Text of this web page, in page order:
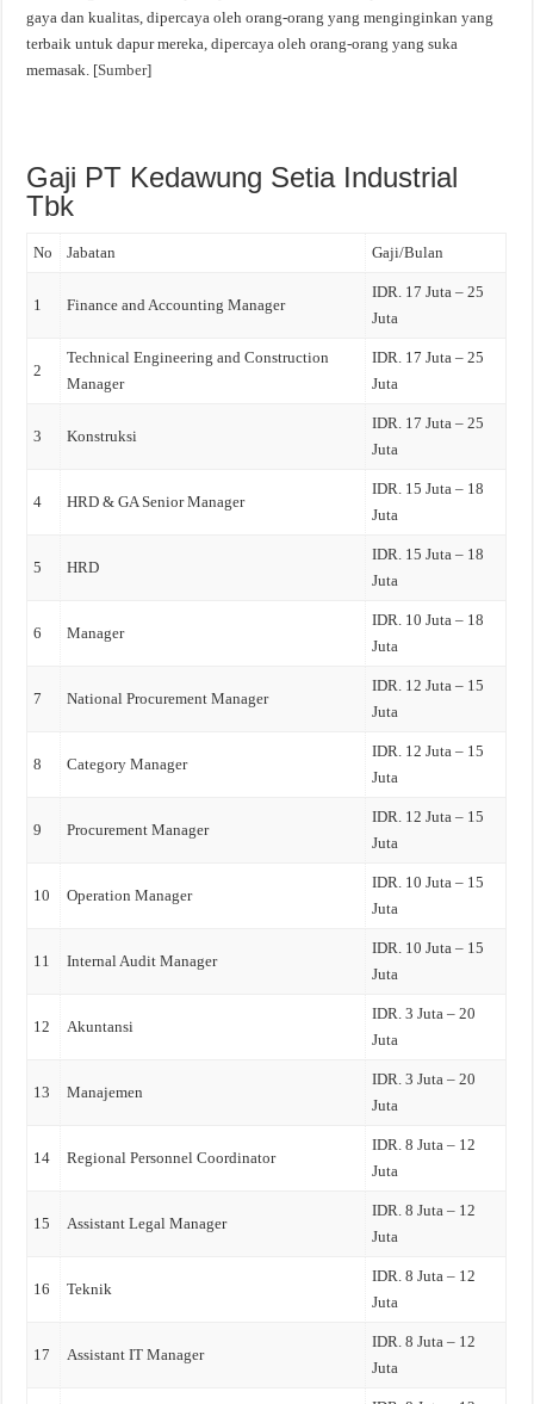
gaya dan kualitas, dipercaya oleh orang-orang yang menginginkan yang
terbaik untuk dapur mereka, dipercaya oleh orang-orang yang suka
memasak. [Sumber]
Gaji PT Kedawung Setia Industrial
Tbk
No Jabatan Gaji/Bulan
1 Finance and Accounting Manager
IDR. 17 Juta – 25
Juta
2
Technical Engineering and Construction
Manager
IDR. 17 Juta – 25
Juta
3 Konstruksi
IDR. 17 Juta – 25
Juta
4 HRD & GA Senior Manager
IDR. 15 Juta – 18
Juta
5 HRD
IDR. 15 Juta – 18
Juta
6 Manager
IDR. 10 Juta – 18
Juta
7 National Procurement Manager
IDR. 12 Juta – 15
Juta
8 Category Manager
IDR. 12 Juta – 15
Juta
9 Procurement Manager
IDR. 12 Juta – 15
Juta
10 Operation Manager
IDR. 10 Juta – 15
Juta
11 Internal Audit Manager
IDR. 10 Juta – 15
Juta
12 Akuntansi
IDR. 3 Juta – 20
Juta
13 Manajemen
IDR. 3 Juta – 20
Juta
14 Regional Personnel Coordinator
IDR. 8 Juta – 12
Juta
15 Assistant Legal Manager
IDR. 8 Juta – 12
Juta
16 Teknik
IDR. 8 Juta – 12
Juta
17 Assistant IT Manager
IDR. 8 Juta – 12
Juta